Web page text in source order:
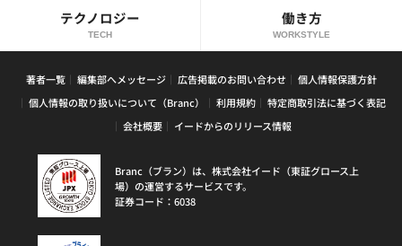
テクノロジー
TECH
働き方
WORKSTYLE
著者一覧 編集部へメッセージ 広告掲載のお問い合わせ
個人情報保護方針
個人情報の取り扱いについて（Branc）
利用規約
特定商取引法に基づく表記
会社概要
イードからのリリース情報
Branc（ブラン）は、株式会社イード（東証グロース上
場）の運営するサービスです。
証券コード：6038